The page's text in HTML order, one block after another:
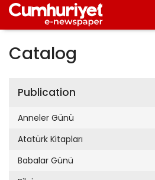
Catalog
Publication
Anneler Günü
Atatürk Kitapları
Babalar Günü